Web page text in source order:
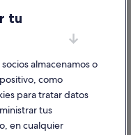
contenido
tu
socios almacenamos o
como
para tratar datos
tus
en cualquier